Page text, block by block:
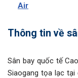
Air
Thông tin về
Sân bay quốc tế
Siaogang tọa lạc tại